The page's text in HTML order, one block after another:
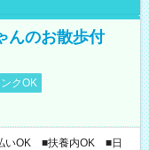
んのお散歩付
クOK
いOK ■扶養内OK ■日